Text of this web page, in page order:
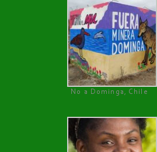
No a Dominga, Chile